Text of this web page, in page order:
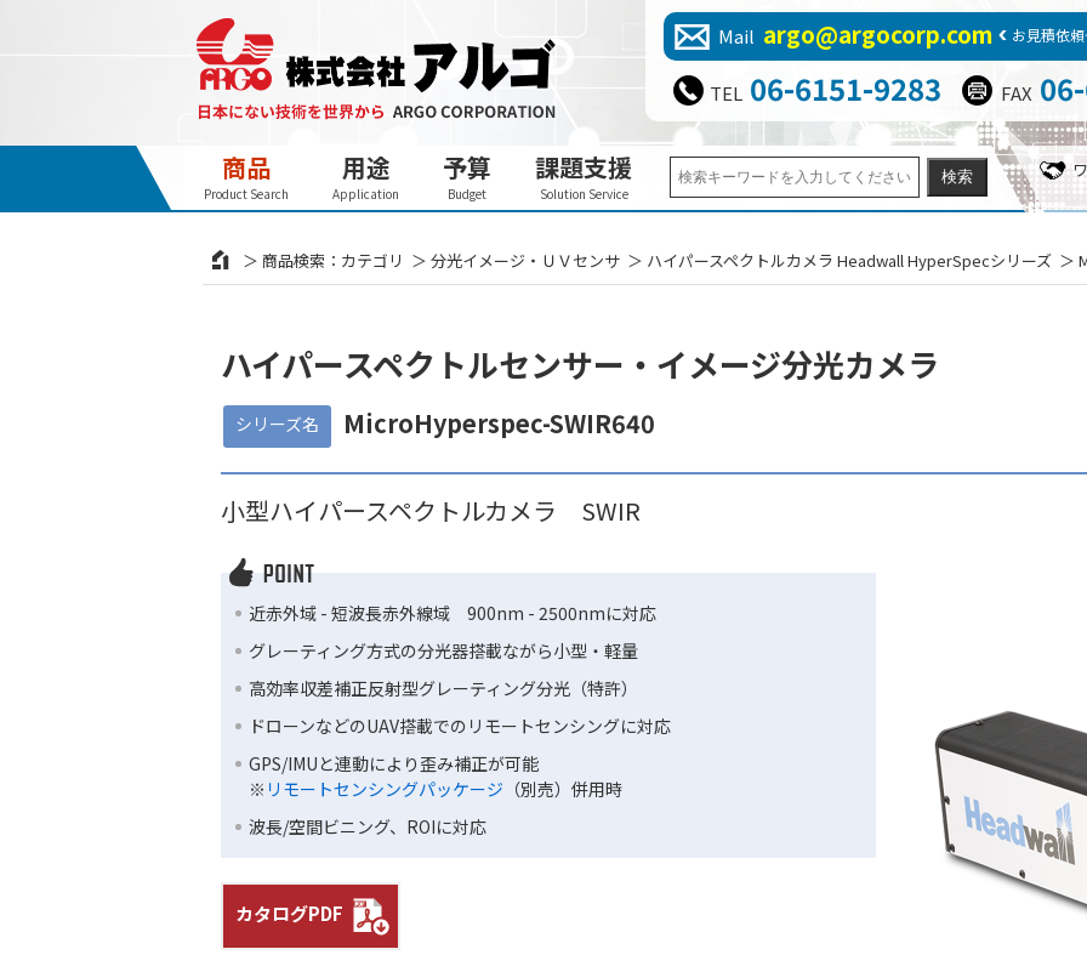
Mail argo@argocorp.com お見積依
TEL 06-6151-9283 FAX
商品
Product Search
用途
Application
予算
Budget
課題支援
Solution Service
商品検索：カテゴリ 分光イメージ・ＵＶセンサ ハイパースペクトルカメラ Headwall HyperSpecシリーズ
ハイパースペクトルセンサー・イメージ分光カメラ
シリーズ名 MicroHyperspec-SWIR640
小型ハイパースペクトルカメラ SWIR
近赤外域 - 短波長赤外線域 900nm - 2500nmに対応
グレーティング方式の分光器搭載ながら小型・軽量
高効率収差補正反射型グレーティング分光（特許）
ドローンなどのUAV搭載でのリモートセンシングに対応
GPS/IMUと連動により歪み補正が可能
※ リモートセンシングパッケージ （別売）併用時
波長/空間ビニング、ROIに対応
カタログPDF